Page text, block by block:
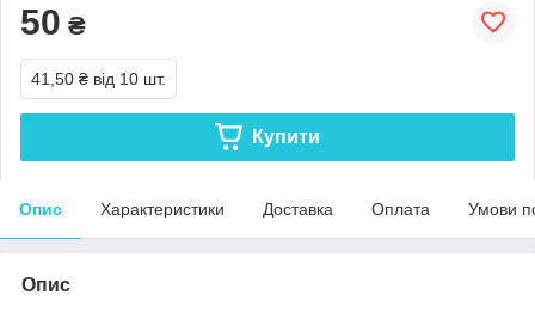
50 ₴
41,50 ₴ від 10 шт.
Купити
Опис Характеристики Доставка Оплата Умови
Опис